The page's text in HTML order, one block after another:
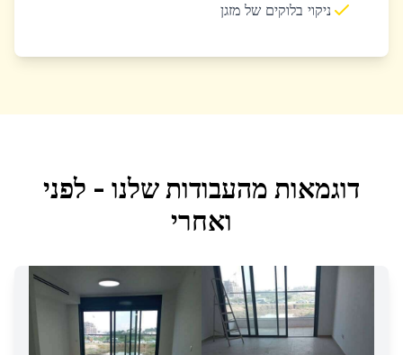
ניקוי בלוקים של מזגן
דוגמאות מהעבודות שלנו - לפני
ואחרי